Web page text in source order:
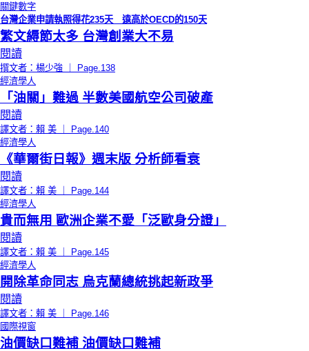
關鍵數字
台灣企業申請執照得花235天 遠高於OECD的150天
繁文縟節太多 台灣創業大不易
閱讀
撰文者：楊少強 ｜ Page.138
經濟學人
「油關」難過 半數美國航空公司破產
閱讀
譯文者：賴 美 ｜ Page.140
經濟學人
《華爾街日報》週末版 分析師看衰
閱讀
譯文者：賴 美 ｜ Page.144
經濟學人
貴而無用 歐洲企業不愛「泛歐身分證」
閱讀
譯文者：賴 美 ｜ Page.145
經濟學人
開除革命同志 烏克蘭總統挑起新政爭
閱讀
譯文者：賴 美 ｜ Page.146
國際視窗
油價缺口難補 油價缺口難補